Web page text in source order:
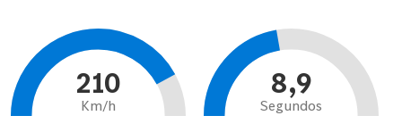
210
Km/h
8,9
Segundos